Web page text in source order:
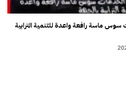
ماسة رافعة واعدة للتنمية الترابية